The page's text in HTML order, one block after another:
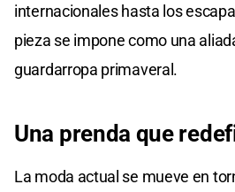
internacionales hasta los
pieza se impone como una
guardarropa primaveral.
Una prenda que
La moda actual se mueve en